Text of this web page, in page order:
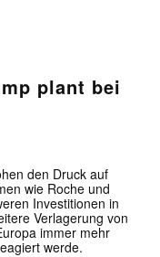
plant bei
den Druck auf
wie Roche und
Investitionen in
Verlagerung von
immer mehr
werde.